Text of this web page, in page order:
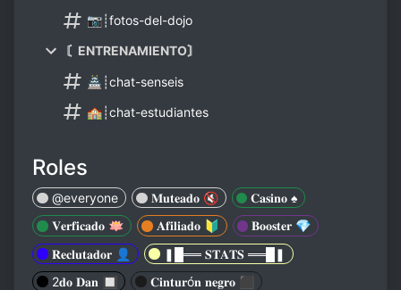
📷┊fotos-del-dojo
〘ENTRENAMIENTO〙
🏯┊chat-senseis
🏫┊chat-estudiantes
Roles
@everyone 𝐌𝐮𝐭𝐞𝐚𝐝𝐨 🔇
𝐂𝐚𝐬𝐢𝐧𝐨 ♠️
𝐕𝐞𝐫𝐟𝐢𝐜𝐚𝐝𝐨 🪷
𝐀𝐟𝐢𝐥𝐢𝐚𝐝𝐨 🔰
𝐁𝐨𝐨𝐬𝐭𝐞𝐫 💎
𝐑𝐞𝐜𝐥𝐮𝐭𝐚𝐝𝐨𝐫 👤
❚█══ 𝐒𝐓𝐀𝐓𝐒 ══█❚
2𝐝𝐨 𝐃𝐚𝐧 🔲
𝐂𝐢𝐧𝐭𝐮𝐫ó𝐧 𝐧𝐞𝐠𝐫𝐨 ⬛️